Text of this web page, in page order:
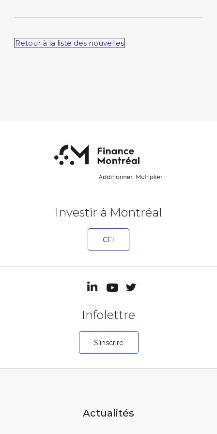
Retour à la liste des nouvelles
Investir à Montréal
CFI
Infolettre
S’inscrire
Actualités